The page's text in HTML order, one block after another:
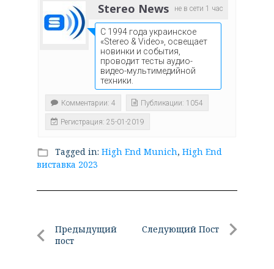
не в сети 1 час
Stereo News
С 1994 года украинское
«Stereo & Video», освещает
новинки и события,
проводит тесты аудио-
видео-мультимедийной
техники.
Комментарии: 4 Публикации: 1054
Регистрация: 25-01-2019
folder_open Tagged in: High End Munich, High End
виставка 2023
Навигация
по
Предыдущий
пост
Следующий Пост